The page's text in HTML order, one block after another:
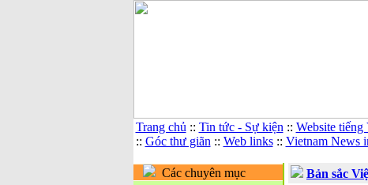
Trang chủ :: Tin tức - Sự kiện :: Website tiếng
:: Góc thư giãn :: Web links:: Vietnam News
Các chuyên mục
Bản sắc